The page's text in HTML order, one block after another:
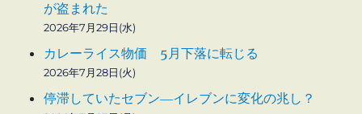
が盗まれた
2026年7月29日(水)
カレーライス物価 5月下落に転じる
2026年7月28日(火)
停滞していたセブン―イレブンに変化の兆し？